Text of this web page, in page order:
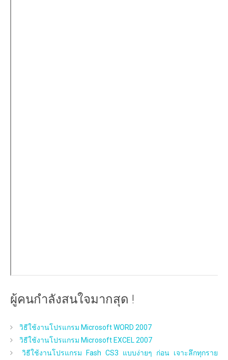
ผู้คนกำลังสนใจมากสุด !
วิธีใช้งานโปรแกรม Microsoft WORD 2007
วิธีใช้งานโปรแกรม Microsoft EXCEL 2007
วิธีใช้งานโปรแกรม Fash CS3 แบบง่ายๆ ก่อน เจาะลึกทุกราย